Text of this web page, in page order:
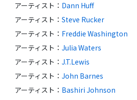
アーティスト ： Dann Huff
アーティスト ： Steve Rucker
アーティスト ： Freddie Washington
アーティスト ： Julia Waters
アーティスト ： J.T.Lewis
アーティスト ： John Barnes
アーティスト ： Bashiri Johnson